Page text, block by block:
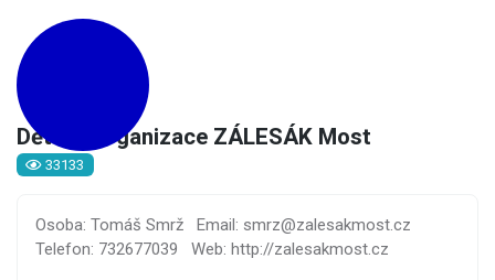
Dětská organizace ZÁLESÁK Most
33133
Osoba: Tomáš Smrž
Email: smrz@zalesakmost.cz
Telefon: 732677039
Web: http://zalesakmost.cz